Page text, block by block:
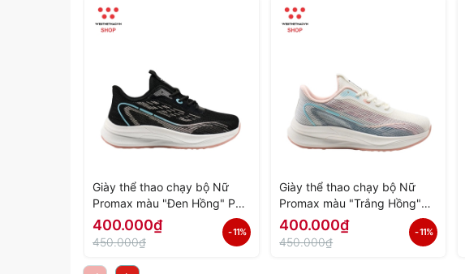
Giày thể thao chạy bộ Nữ
Promax màu "Đen Hồng" PR-
2206-06 - Hàng Chính Hãng
400.000₫
450.000₫
- 11%
Giày thể thao chạy bộ Nữ
Promax màu "Trắng Hồng"
PR-2206-05 - Hàng Chính
Hãng
400.000₫
450.000₫
- 11%